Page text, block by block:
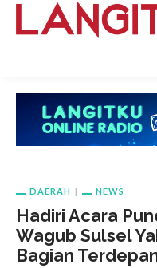
DAERAH NEWS
Hadiri Acara
Wagub Sulsel
Bagian